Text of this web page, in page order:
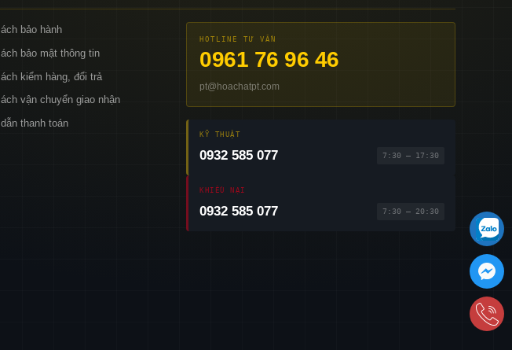
bảo hành
bảo mật thông tin
kiểm hàng, đổi trả
vận chuyển giao nhận
thanh toán
HOTLINE TƯ VẤN
0961 76 96 46
pt@hoachatpt.com
KỸ THUẬT
0932 585 077 7:30 – 17:30
KHIẾU NẠI
0932 585 077 7:30 – 20:30